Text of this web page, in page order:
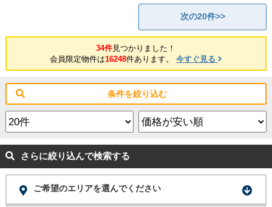
次の20件>>
34件見つかりました！
会員限定物件は16248件あります。 今すぐ見る
条件を絞り込む
さらに絞り込んで検索する
ご希望のエリアを選んでください